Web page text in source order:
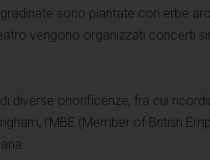
sono piantate con erbe
vengono organizzati concerti
diverse onorificenze, fra cui
l’MBE (Member of British